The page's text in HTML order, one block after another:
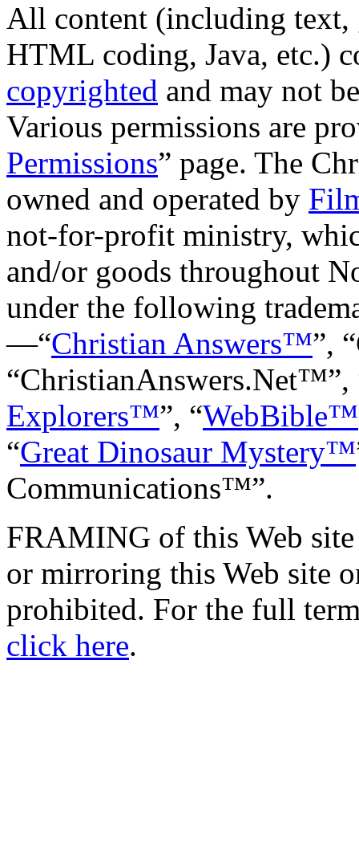
All content (including text,
HTML coding, Java, etc.)
copyrighted and may not
Various permissions are
Permissions” page. The
owned and operated by
not-for-profit ministry,
and/or goods throughout
under the following
—“Christian Answers™”,
“ChristianAnswers.Net™”,
Explorers™”, “WebBible™
“Great Dinosaur Mystery™
Communications™”.
FRAMING of this Web
or mirroring this Web site
prohibited. For the full
click here.